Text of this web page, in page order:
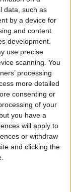
data, such as
by a device for
and content
development.
use precise
scanning. You
processing
more detailed
consenting or
of your
you have a
will apply to
or withdraw
and clicking the
e
publicamente
e esclarecer
situação atual,
públicas da
está
da